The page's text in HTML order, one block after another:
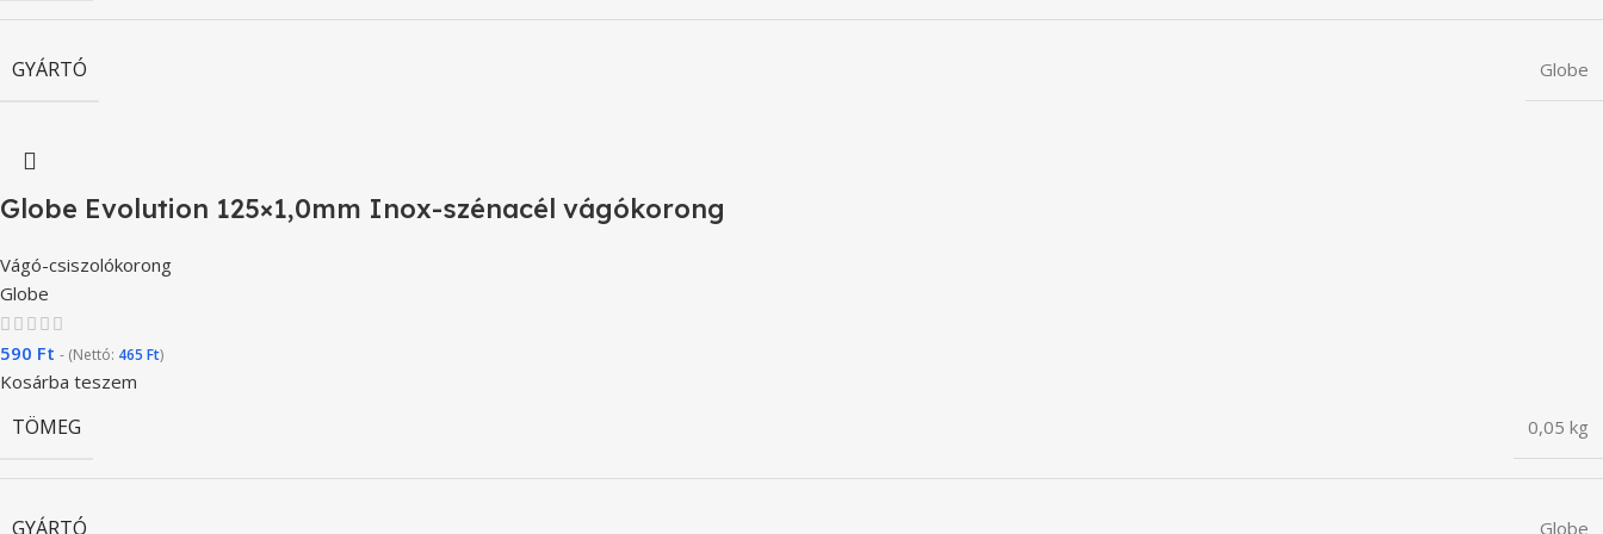
GYÁRTÓ Globe
Globe Evolution 125×1,0mm Inox-szénacél vágókorong
Vágó-csiszolókorong
Globe
590 Ft - (Nettó: 465 Ft)
Kosárba teszem
TÖMEG 0,05 kg
GYÁRTÓ Globe